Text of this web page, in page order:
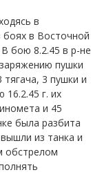
в
в Восточной
бою 8.2.45 в р-не
пушки
3 пушки и
г. их
и 45
была разбита
из танка и
обстрелом